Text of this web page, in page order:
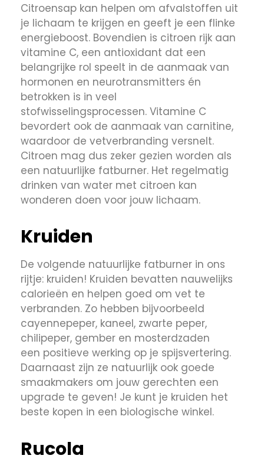
Citroensap kan helpen om afvalstoffen uit
je lichaam te krijgen en geeft je een flinke
energieboost. Bovendien is citroen rijk aan
vitamine C, een antioxidant dat een
belangrijke rol speelt in de aanmaak van
hormonen en neurotransmitters én
betrokken is in veel
stofwisselingsprocessen. Vitamine C
bevordert ook de aanmaak van carnitine,
waardoor de vetverbranding versnelt.
Citroen mag dus zeker gezien worden als
een natuurlijke fatburner. Het regelmatig
drinken van water met citroen kan
wonderen doen voor jouw lichaam.
Kruiden
De volgende natuurlijke fatburner in ons
rijtje: kruiden! Kruiden bevatten nauwelijks
calorieën en helpen goed om vet te
verbranden. Zo hebben bijvoorbeeld
cayennepeper, kaneel, zwarte peper,
chilipeper, gember en mosterdzaden
een positieve werking op je spijsvertering.
Daarnaast zijn ze natuurlijk ook goede
smaakmakers om jouw gerechten een
upgrade te geven! Je kunt je kruiden het
beste kopen in een biologische winkel.
Rucola